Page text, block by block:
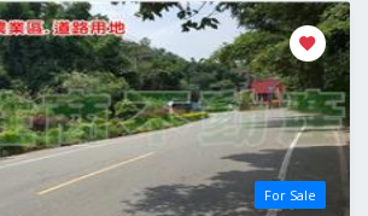
For Sale